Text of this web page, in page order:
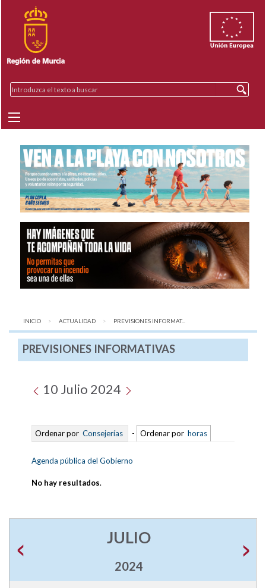
INICIO ACTUALIDAD AQUÍ:
PREVISIONES INFORMAT...
PREVISIONES INFORMATIVAS
10 Julio 2024
Ordenar por Consejerías - Ordenar por horas
Agenda pública del Gobierno
No hay resultados.
JULIO
2024